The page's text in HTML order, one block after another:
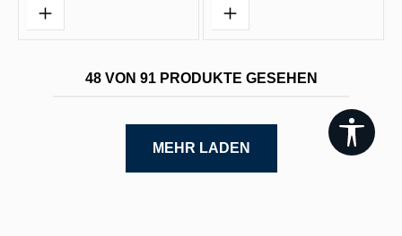
48 VON 91 PRODUKTE GESEHEN
MEHR LADEN